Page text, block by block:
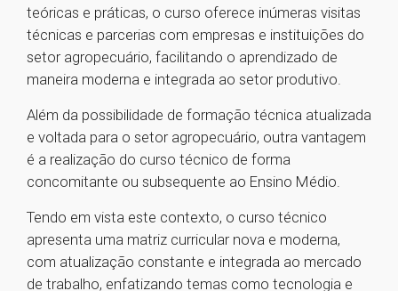
teóricas e práticas, o curso oferece inúmeras visitas
técnicas e parcerias com empresas e instituições do
setor agropecuário, facilitando o aprendizado de
maneira moderna e integrada ao setor produtivo.
Além da possibilidade de formação técnica atualizada
e voltada para o setor agropecuário, outra vantagem
é a realização do curso técnico de forma
concomitante ou subsequente ao Ensino Médio.
Tendo em vista este contexto, o curso técnico
apresenta uma matriz curricular nova e moderna,
com atualização constante e integrada ao mercado
de trabalho, enfatizando temas como tecnologia e